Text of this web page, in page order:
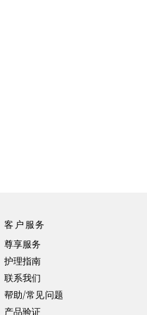
客户服务
尊享服务
护理指南
联系我们
帮助/常见问题
产品验证